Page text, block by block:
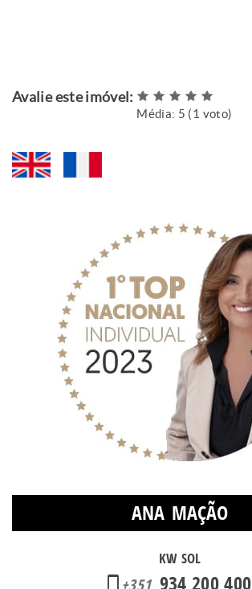
Avalie este imóvel:
Média: 5 (1 voto)
ANA MAÇÃO
KW SOL
934 200 400